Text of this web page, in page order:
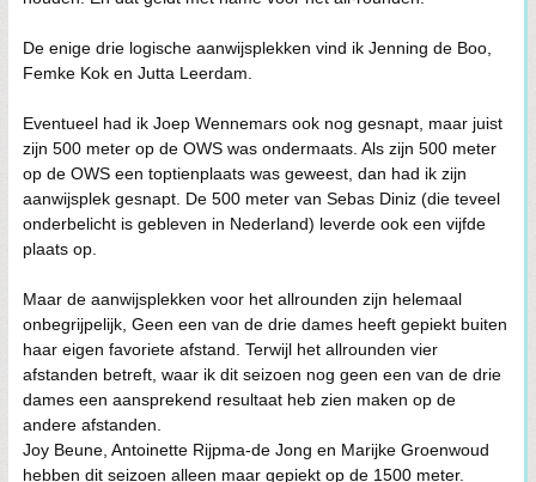
De enige drie logische aanwijsplekken vind ik Jenning de Boo,
Femke Kok en Jutta Leerdam.
Eventueel had ik Joep Wennemars ook nog gesnapt, maar juist
zijn 500 meter op de OWS was ondermaats. Als zijn 500 meter
op de OWS een toptienplaats was geweest, dan had ik zijn
aanwijsplek gesnapt. De 500 meter van Sebas Diniz (die teveel
onderbelicht is gebleven in Nederland) leverde ook een vijfde
plaats op.
Maar de aanwijsplekken voor het allrounden zijn helemaal
onbegrijpelijk, Geen een van de drie dames heeft gepiekt buiten
haar eigen favoriete afstand. Terwijl het allrounden vier
afstanden betreft, waar ik dit seizoen nog geen een van de drie
dames een aansprekend resultaat heb zien maken op de
andere afstanden.
Joy Beune, Antoinette Rijpma-de Jong en Marijke Groenwoud
hebben dit seizoen alleen maar gepiekt op de 1500 meter.